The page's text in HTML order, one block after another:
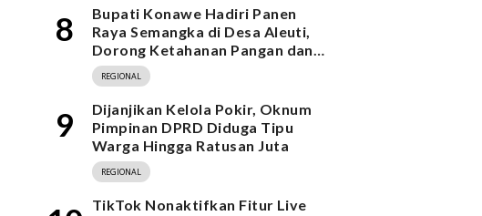
8
Bupati Konawe Hadiri Panen
Raya Semangka di Desa Aleuti,
Dorong Ketahanan Pangan dan
Program MBG
REGIONAL
9
Dijanjikan Kelola Pokir, Oknum
Pimpinan DPRD Diduga Tipu
Warga Hingga Ratusan Juta
REGIONAL
TikTok Nonaktifkan Fitur Live